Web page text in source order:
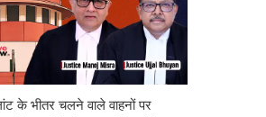
के भीतर चलने वाले वाहनों पर